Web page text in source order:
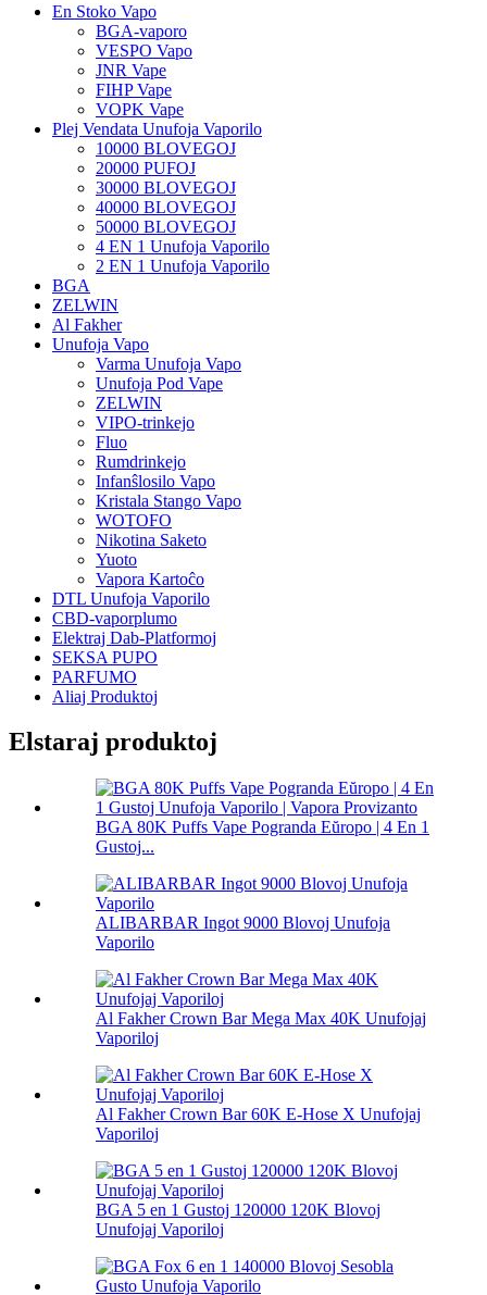
En Stoko Vapo
BGA-vaporo
VESPO Vapo
JNR Vape
FIHP Vape
VOPK Vape
Plej Vendata Unufoja Vaporilo
10000 BLOVEGOJ
20000 PUFOJ
30000 BLOVEGOJ
40000 BLOVEGOJ
50000 BLOVEGOJ
4 EN 1 Unufoja Vaporilo
2 EN 1 Unufoja Vaporilo
BGA
ZELWIN
Al Fakher
Unufoja Vapo
Varma Unufoja Vapo
Unufoja Pod Vape
ZELWIN
VIPO-trinkejo
Fluo
Rumdrinkejo
Infanŝlosilo Vapo
Kristala Stango Vapo
WOTOFO
Nikotina Saketo
Yuoto
Vapora Kartoĉo
DTL Unufoja Vaporilo
CBD-vaporplumo
Elektraj Dab-Platformoj
SEKSA PUPO
PARFUMO
Aliaj Produktoj
Elstaraj produktoj
BGA 80K Puffs Vape Pogranda Eŭropo | 4 En 1
Gustoj...
ALIBARBAR Ingot 9000 Blovoj Unufoja
Vaporilo
Al Fakher Crown Bar Mega Max 40K Unufojaj
Vaporiloj
Al Fakher Crown Bar 60K E-Hose X Unufojaj
Vaporiloj
BGA 5 en 1 Gustoj 120000 120K Blovoj
Unufojaj Vaporiloj